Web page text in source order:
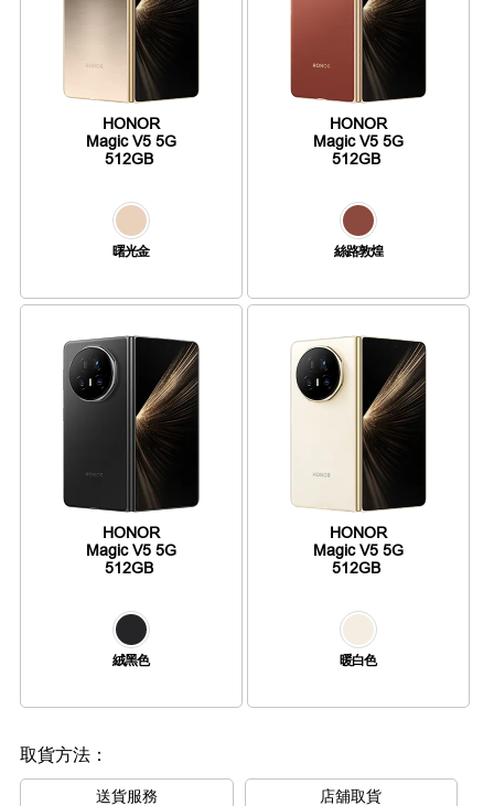
HONOR
Magic V5 5G
512GB
曙光金
HONOR
Magic V5 5G
512GB
絲路敦煌
HONOR
Magic V5 5G
512GB
絨黑色
HONOR
Magic V5 5G
512GB
暖白色
取貨方法：
送貨服務 店舖取貨